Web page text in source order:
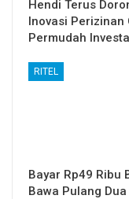
Hendi Terus
Inovasi Perizinan
Permudah
RITEL
Bayar Rp49 Ribu
Bawa Pulang Dua